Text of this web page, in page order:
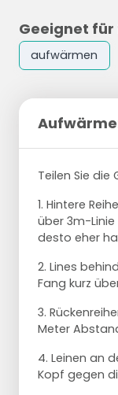
Geeignet
aufwärmen
Teilen Sie
1. Hintere
über 3m-
desto eher
2. Lines
Fang kurz
3.
Meter
4. Leinen an
Kopf gegen